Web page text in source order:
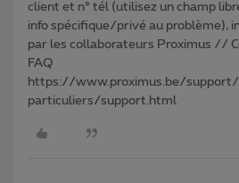
client et n° tél (utilisez un champ
info spécifique/privé au problème),
par les collaborateurs Proximus //
FAQ
https://www.proximus.be/
particuliers/support.html